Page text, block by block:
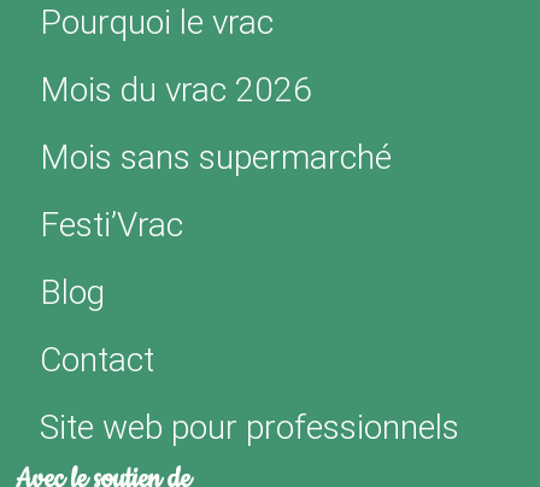
Pourquoi le vrac
Mois du vrac 2026
Mois sans supermarché
Festi’Vrac
Blog
Contact
Site web pour professionnels
Avec le soutien de